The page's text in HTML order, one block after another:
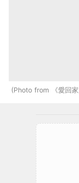
Photo from 《愛回